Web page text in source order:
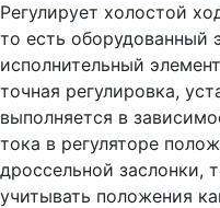
Регулирует холостой
то есть оборудованный
исполнительный
точная регулировка,
выполняется в
тока в регуляторе
дроссельной заслонки,
учитывать положения